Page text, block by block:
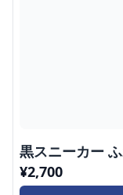
黒スニーカー
¥2,700